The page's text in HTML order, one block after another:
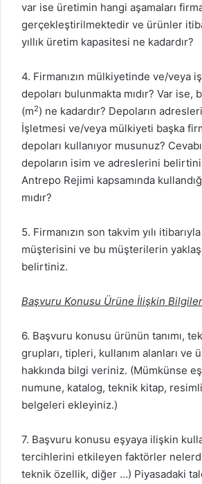
var ise üretimin hangi aşamaları
gerçekleştirilmektedir ve ürünler
yıllık üretim kapasitesi ne kadardır?
4. Firmanızın mülkiyetinde ve/veya
depoları bulunmakta mıdır? Var ise,
(m2) ne kadardır? Depoların
İşletmesi ve/veya mülkiyeti başka
depoları kullanıyor musunuz?
depoların isim ve adreslerini
Antrepo Rejimi kapsamında
mıdır?
5. Firmanızın son takvim yılı
müşterisini ve bu müşterilerin
belirtiniz.
Başvuru Konusu Ürüne İlişkin Bilgiler
6. Başvuru konusu ürünün tanımı,
grupları, tipleri, kullanım alanları ve
hakkında bilgi veriniz. (Mümkünse
numune, katalog, teknik kitap,
belgeleri ekleyiniz.)
7. Başvuru konusu eşyaya ilişkin
tercihlerini etkileyen faktörler
teknik özellik, diğer …) Piyasadaki